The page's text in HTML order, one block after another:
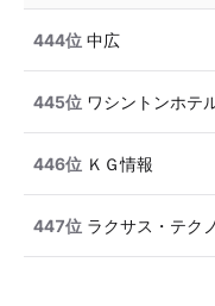
444位 中広
445位 ワシントンホテ
446位 ＫＧ情報
447位 ラクサス・テク